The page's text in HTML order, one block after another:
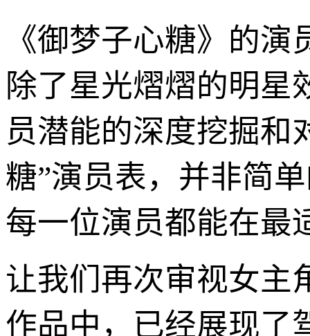
《御梦子心糖》的
除了星光熠熠的明星
员潜能的深度挖掘和
糖”演员表，并非简
每一位演员都能在最
让我们再次审视女主
作品中，已经展现了